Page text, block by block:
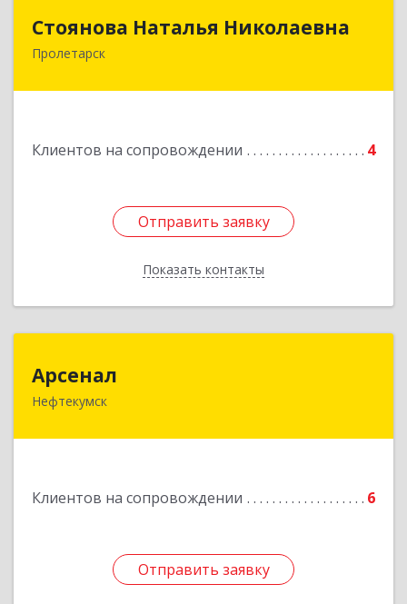
Стоянова Наталья Николаевна
Пролетарск
Клиентов на сопровождении 4
Отправить заявку
Показать контакты
Отправить заявку
Назад
Арсенал
Нефтекумск
Клиентов на сопровождении 6
Отправить заявку
Отправить заявку